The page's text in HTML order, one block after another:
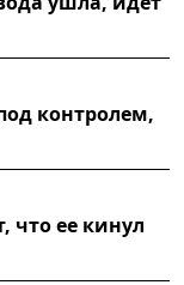
контролем,
что ее кинул